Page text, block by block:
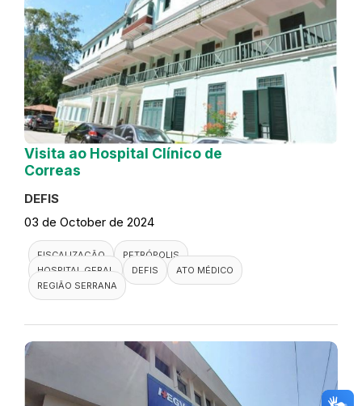
Visita ao Hospital Clínico de
Correas
DEFIS
03 de October de 2024
FISCALIZAÇÃO
PETRÓPOLIS
HOSPITAL GERAL
DEFIS
ATO MÉDICO
REGIÃO SERRANA